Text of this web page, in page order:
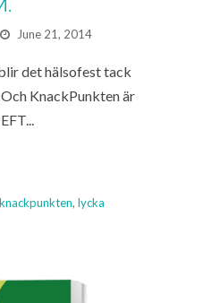
June 21, 2014
det hälsofest tack
KnackPunkten är
knackpunkten, lycka